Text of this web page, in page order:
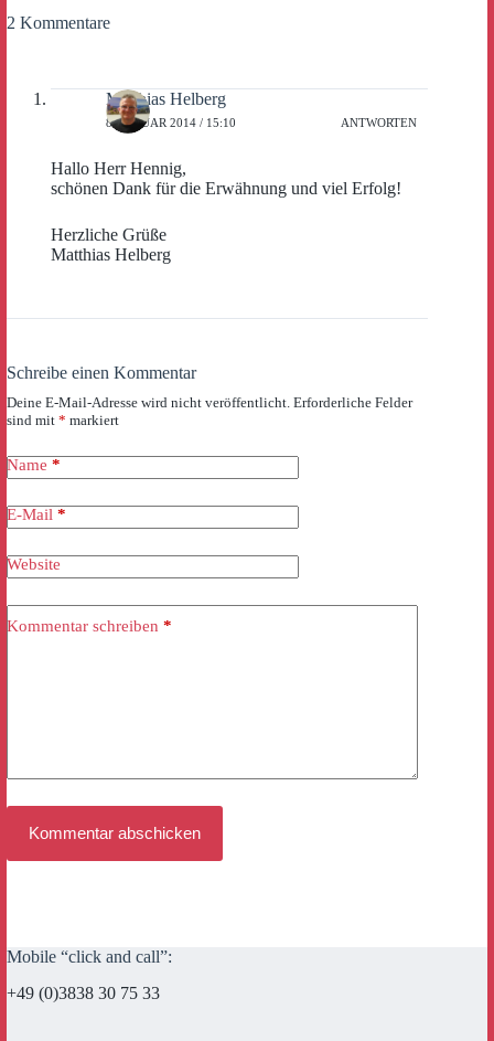
2 Kommentare
Matthias Helberg
8. JANUAR 2014 / 15:10 ANTWORTEN
Hallo Herr Hennig,
schönen Dank für die Erwähnung und viel Erfolg!
Herzliche Grüße
Matthias Helberg
Schreibe einen Kommentar
Deine E-Mail-Adresse wird nicht veröffentlicht. Erforderliche Felder
sind mit * markiert
Name *
E-Mail *
Website
Kommentar schreiben *
Kommentar abschicken
Mobile “click and call”:
+49 (0)3838 30 75 33